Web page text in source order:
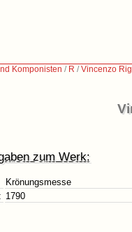
Komponisten / R /Vincenzo
zum Werk:
Krönungsmesse
1790